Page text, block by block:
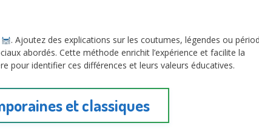
. Ajoutez des explications sur les coutumes, légendes ou
abordés. Cette méthode enrichit l’expérience et facilite la
pour identifier ces différences et leurs valeurs éducatives.
et classiques